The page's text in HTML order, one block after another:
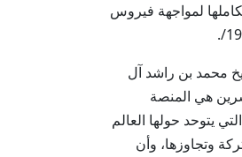
لمواجهة فيروس
محمد بن راشد آل
هي المنصة
يتوحد حولها العالم
وتجاوزها، وأن